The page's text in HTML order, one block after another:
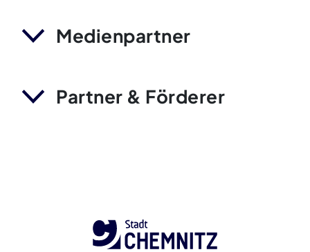
Medienpartner
Partner & Förderer